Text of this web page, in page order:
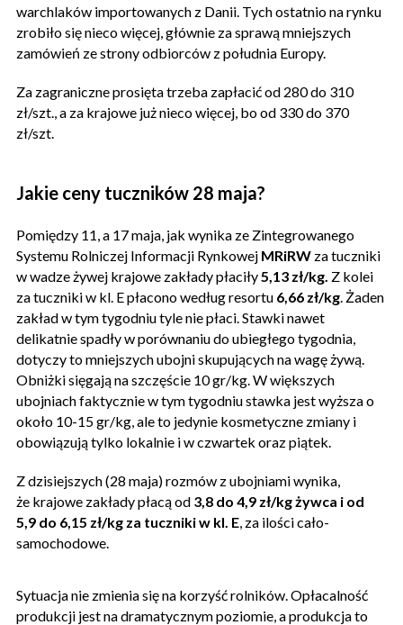
warchlaków importowanych z Danii. Tych ostatnio na rynku
zrobiło się nieco więcej, głównie za sprawą mniejszych
zamówień ze strony odbiorców z południa Europy.
Za zagraniczne prosięta trzeba zapłacić od 280 do 310
zł/szt., a za krajowe już nieco więcej, bo od 330 do 370
zł/szt.
Jakie ceny tuczników 28 maja?
Pomiędzy 11, a 17 maja, jak wynika ze Zintegrowanego
Systemu Rolniczej Informacji Rynkowej MRiRW za tuczniki
w wadze żywej krajowe zakłady płaciły 5,13 zł/kg. Z kolei
za tuczniki w kl. E płacono według resortu 6,66 zł/kg . Żaden
zakład w tym tygodniu tyle nie płaci. Stawki nawet
delikatnie spadły w porównaniu do ubiegłego tygodnia,
dotyczy to mniejszych ubojni skupujących na wagę żywą.
Obniżki sięgają na szczęście 10 gr/kg. W większych
ubojniach faktycznie w tym tygodniu stawka jest wyższa o
około 10-15 gr/kg, ale to jedynie kosmetyczne zmiany i
obowiązują tylko lokalnie i w czwartek oraz piątek.
Z dzisiejszych (28 maja) rozmów z ubojniami wynika,
że krajowe zakłady płacą od 3,8 do 4,9 zł/kg żywca i od
5,9 do 6,15 zł/kg za tuczniki w kl. E , za ilości cało-
samochodowe.
Sytuacja nie zmienia się na korzyść rolników. Opłacalność
produkcji jest na dramatycznym poziomie, a produkcja to